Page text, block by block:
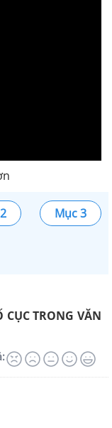
Mục 3
CỤC TRONG VĂN